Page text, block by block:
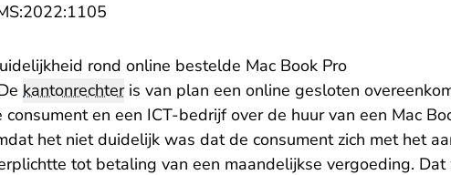
rond online bestelde Mac Book Pro
kantonrechteris van plan een online gesloten
en een ICT-bedrijf over de huur van een Mac
het niet duidelijk was dat de consument zich met het
tot betaling van een maandelijkse vergoeding.